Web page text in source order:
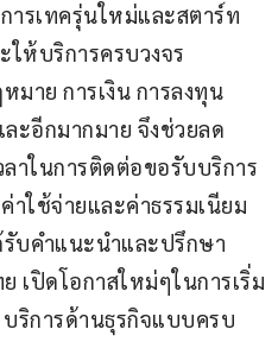
รเทครุ่นใหม่และสตาร์ท
ให้บริการครบวงจร
มาย การเงิน การลงทุน
ะอีกมากมาย จึงช่วยลด
าในการติดต่อขอรับบริการ
าใช้จ่ายและค่าธรรมเนียม
บคำแนะนำและปรึกษา
เปิดโอกาสใหม่ๆในการเริ่ม
บริการด้านธุรกิจแบบครบ